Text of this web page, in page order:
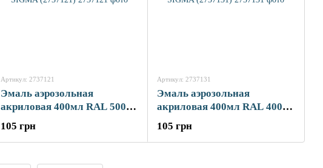
Артикул: 2737121
Эмаль аэрозольная
акриловая 400мл RAL 5005
(2737121)
105 грн
Артикул: 2737131
Эмаль аэрозольная
акриловая 400мл RAL 4005
(2737131)
105 грн